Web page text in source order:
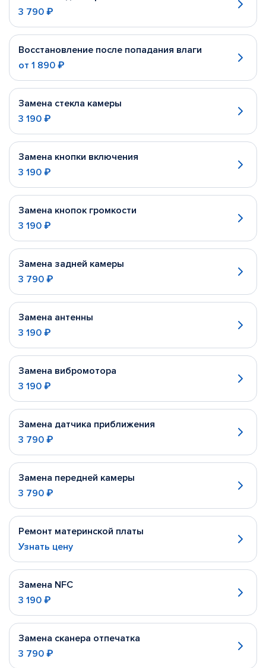
3 790 ₽
Восстановление после попадания влаги
от 1 890 ₽
Замена стекла камеры
3 190 ₽
Замена кнопки включения
3 190 ₽
Замена кнопок громкости
3 190 ₽
Замена задней камеры
3 790 ₽
Замена антенны
3 190 ₽
Замена вибромотора
3 190 ₽
Замена датчика приближения
3 790 ₽
Замена передней камеры
3 790 ₽
Ремонт материнской платы
Узнать цену
Замена NFC
3 190 ₽
Замена сканера отпечатка
3 790 ₽